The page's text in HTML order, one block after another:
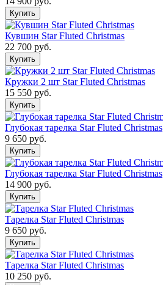
Кувшин Star Fluted Christmas
22 700 руб.
Кружки 2 шт Star Fluted Christmas
15 550 руб.
Глубокая тарелка Star Fluted Christmas
9 650 руб.
Глубокая тарелка Star Fluted Christmas
14 900 руб.
Тарелка Star Fluted Christmas
9 650 руб.
Тарелка Star Fluted Christmas
10 250 руб.